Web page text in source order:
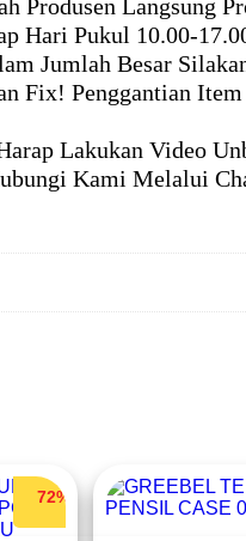
Produsen Langsung
Hari Pukul 10.00-
Jumlah Besar
Fix! Penggantian
Lakukan Video
Kami Melalui
72%